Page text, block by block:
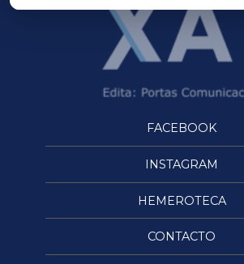
FACEBOOK
INSTAGRAM
HEMEROTECA
CONTACTO